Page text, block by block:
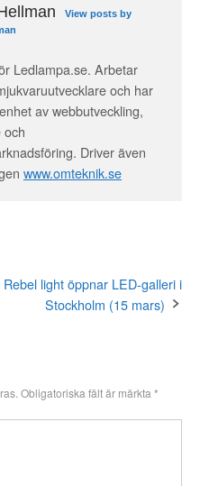
View posts by
Ledlampa.se. Arbetar
och har
av webbutveckling,
och
Driver även
www.omteknik.se
Rebel light öppnar LED-galleri i
Stockholm (15 mars)
Obligatoriska fält är märkta *